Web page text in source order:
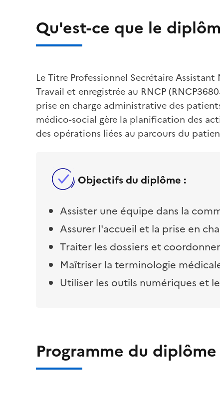
Qu'est-ce que le
Le Titre Professionnel Secrétaire
Travail et enregistrée au RNCP
prise en charge administrative des
médico-social gère la planification des
des opérations liées au parcours du
Objectifs du diplôme :
Assister une équipe dans la
Assurer l'accueil et la prise en
Traiter les dossiers et
Maîtriser la terminologie
Utiliser les outils numériques et
Programme du diplôme